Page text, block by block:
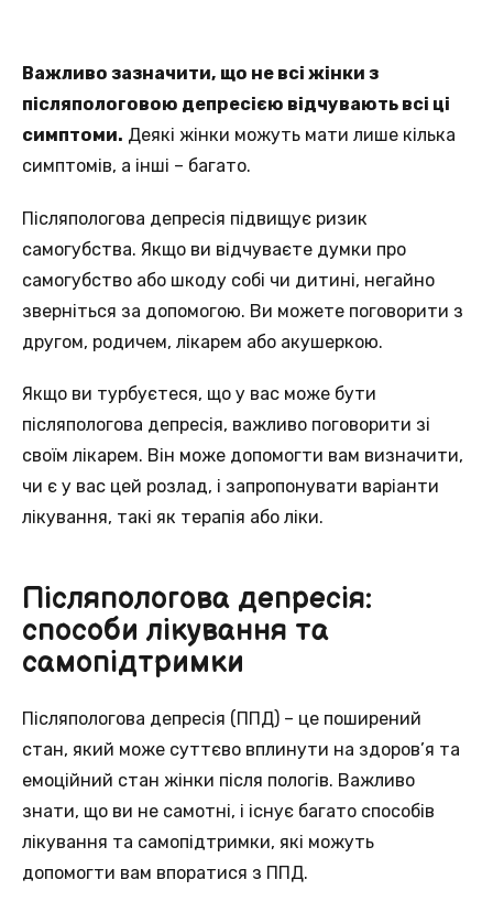
Важливо зазначити, що не всі жінки з
післяпологовою депресією відчувають всі ці
симптоми. Деякі жінки можуть мати лише кілька
симптомів, а інші – багато.
Післяпологова депресія підвищує ризик
самогубства. Якщо ви відчуваєте думки про
самогубство або шкоду собі чи дитині, негайно
зверніться за допомогою. Ви можете поговорити з
другом, родичем, лікарем або акушеркою.
Якщо ви турбуєтеся, що у вас може бути
післяпологова депресія, важливо поговорити зі
своїм лікарем. Він може допомогти вам визначити,
чи є у вас цей розлад, і запропонувати варіанти
лікування, такі як терапія або ліки.
Післяпологова депресія:
способи лікування та
самопідтримки
Післяпологова депресія (ППД) – це поширений
стан, який може суттєво вплинути на здоров’я та
емоційний стан жінки після пологів. Важливо
знати, що ви не самотні, і існує багато способів
лікування та самопідтримки, які можуть
допомогти вам впоратися з ППД.